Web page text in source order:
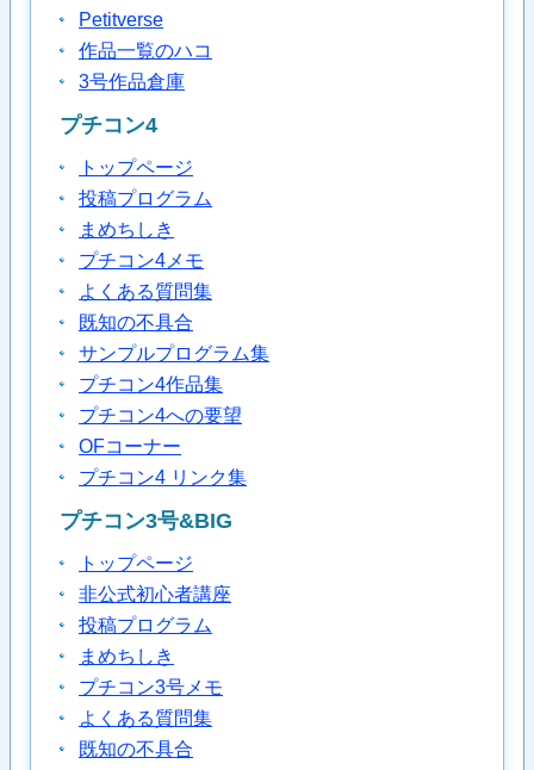
Petitverse
作品一覧のハコ
3号作品倉庫
プチコン4
トップページ
投稿プログラム
まめちしき
プチコン4メモ
よくある質問集
既知の不具合
サンプルプログラム集
プチコン4作品集
プチコン4への要望
OFコーナー
プチコン4 リンク集
プチコン3号&BIG
トップページ
非公式初心者講座
投稿プログラム
まめちしき
プチコン3号メモ
よくある質問集
既知の不具合